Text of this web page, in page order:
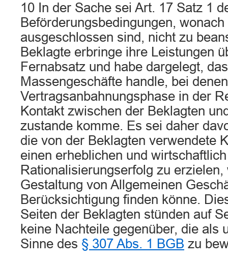
10 In der Sache sei Art. 17 Satz 1
Beförderungsbedingungen,
ausgeschlossen sind, nicht zu
Beklagte erbringe ihre Leistungen
Fernabsatz und habe dargelegt,
Massengeschäfte handle, bei
Vertragsanbahnungsphase in der
Kontakt zwischen der Beklagten
zustande komme. Es sei daher
die von der Beklagten verwendete
einen erheblichen und
Rationalisierungserfolg zu erzielen,
Gestaltung von Allgemeinen
Berücksichtigung finden könne.
Seiten der Beklagten stünden auf
keine Nachteile gegenüber, die als
Sinne des § 307 Abs. 1 BGB zu